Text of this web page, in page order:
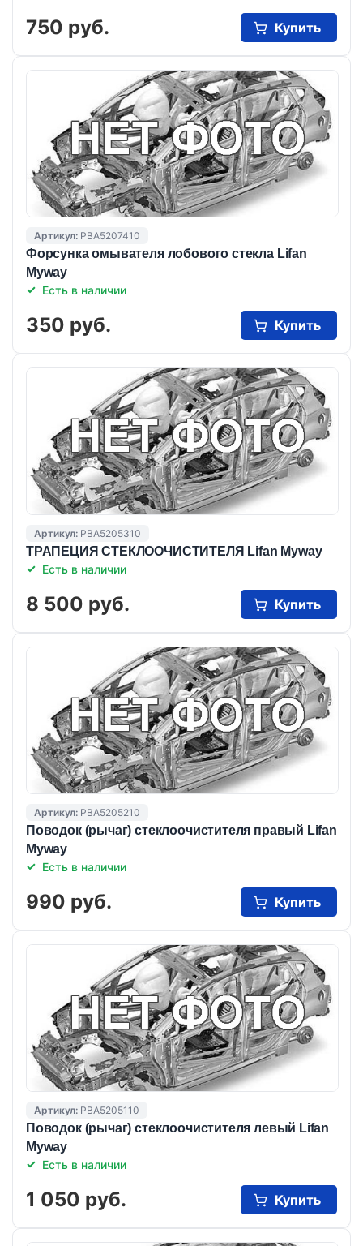
750 руб. Купить
Артикул: PBA5207410
Форсунка омывателя лобового стекла Lifan
Myway
Есть в наличии
350 руб. Купить
Артикул: PBA5205310
ТРАПЕЦИЯ СТЕКЛООЧИСТИТЕЛЯ Lifan Myway
Есть в наличии
8 500 руб. Купить
Артикул: PBA5205210
Поводок (рычаг) стеклоочистителя правый Lifan
Myway
Есть в наличии
990 руб. Купить
Артикул: PBA5205110
Поводок (рычаг) стеклоочистителя левый Lifan
Myway
Есть в наличии
1 050 руб. Купить